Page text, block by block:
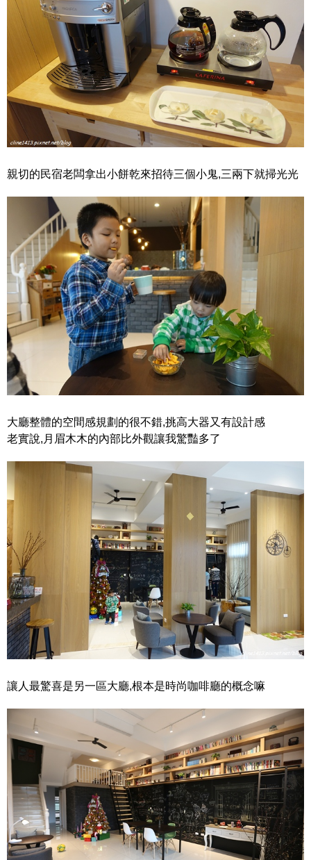
親切的民宿老闆拿出小餅乾來招待三個小鬼,三兩下就掃光光
大廳整體的空間感規劃的很不錯,挑高大器又有設計感
老實說,月眉木木的內部比外觀讓我驚豔多了
讓人最驚喜是另一區大廳,根本是時尚咖啡廳的概念嘛